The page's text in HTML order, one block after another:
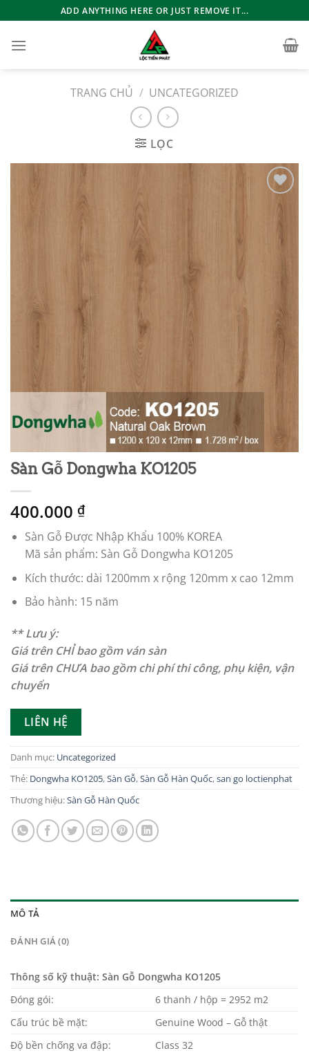
qua
nội
ADD ANYTHING HERE OR JUST REMOVE IT...
TRANG CHỦ / UNCATEGORIZED
LỌC
Add to
Sàn Gỗ Dongwha KO1205
400.000 ₫
Sàn Gỗ Được Nhập Khẩu 100% KOREA
Mã sản phẩm: Sàn Gỗ Dongwha KO1205
Kích thước: dài 1200mm x rộng 120mm x cao 12mm
Bảo hành: 15 năm
** Lưu ý:
Giá trên CHỈ bao gồm ván sàn
Giá trên CHƯA bao gồm chi phí thi công, phụ kiện, vận
chuyển
LIÊN HỆ
Danh mục: Uncategorized
Thẻ: Dongwha KO1205,Sàn Gỗ,Sàn Gỗ Hàn Quốc,san go loctienphat
Thương hiệu:Sàn Gỗ Hàn Quốc
MÔ TẢ
ĐÁNH GIÁ (0)
Thông số kỹ thuật: Sàn Gỗ Dongwha KO1205
Đóng gói:
6 thanh / hộp = 2952 m2
Cấu trúc bề mặt:
Genuine Wood – Gỗ thật
Độ bền chống va đập:
Class 32